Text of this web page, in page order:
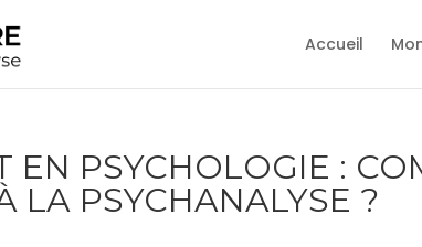
Accueil
EN PSYCHOLOGIE :
LA PSYCHANALYSE ?